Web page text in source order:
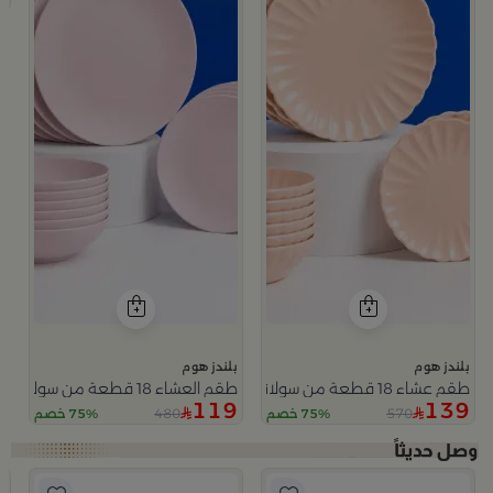
بلندز هوم
طقم عشاء 18 قطعة من سولانا
139
570 75% خصم
بلندز هوم
طقم العشاء 18 قطعة من سولانا
119
480 75% خصم